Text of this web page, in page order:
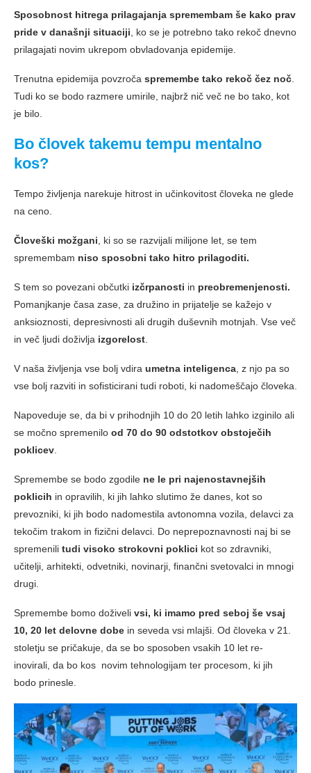
Sposobnost hitrega prilagajanja spremembam še kako prav
pride v današnji situaciji, ko se je potrebno tako rekoč dnevno
prilagajati novim ukrepom obvladovanja epidemije.
Trenutna epidemija povzroča spremembe tako rekoč čez noč.
Tudi ko se bodo razmere umirile, najbrž nič več ne bo tako, kot
je bilo.
Bo človek takemu tempu mentalno
kos?
Tempo življenja narekuje hitrost in učinkovitost človeka ne glede
na ceno.
Človeški možgani, ki so se razvijali milijone let, se tem
spremembam niso sposobni tako hitro prilagoditi.
S tem so povezani občutki izčrpanosti in preobremenjenosti.
Pomanjkanje časa zase, za družino in prijatelje se kažejo v
anksioznosti, depresivnosti ali drugih duševnih motnjah. Vse več
in več ljudi doživlja izgorelost.
V naša življenja vse bolj vdira umetna inteligenca, z njo pa so
vse bolj razviti in sofisticirani tudi roboti, ki nadomeščajo človeka.
Napoveduje se, da bi v prihodnjih 10 do 20 letih lahko izginilo ali
se močno spremenilo od 70 do 90 odstotkov obstoječih
poklicev.
Spremembe se bodo zgodile ne le pri najenostavnejših
poklicih in opravilih, ki jih lahko slutimo že danes, kot so
prevozniki, ki jih bodo nadomestila avtonomna vozila, delavci za
tekočim trakom in fizični delavci. Do neprepoznavnosti naj bi se
spremenili tudi visoko strokovni poklici kot so zdravniki,
učitelji, arhitekti, odvetniki, novinarji, finančni svetovalci in mnogi
drugi.
Spremembe bomo doživeli vsi, ki imamo pred seboj še vsaj
10, 20 let delovne dobe in seveda vsi mlajši. Od človeka v 21.
stoletju se pričakuje, da se bo sposoben vsakih 10 let re-
inovirali, da bo kos novim tehnologijam ter procesom, ki jih
bodo prinesle.